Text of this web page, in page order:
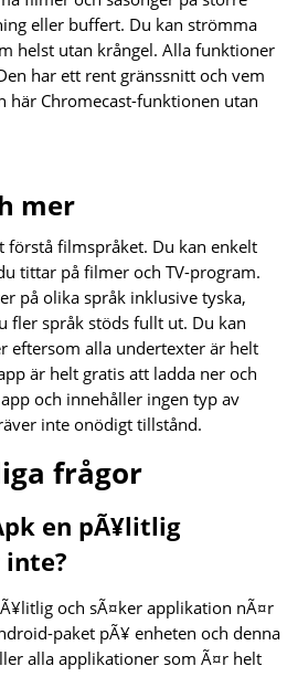
eller buffert. Du kan strömma
helst utan krångel. Alla funktioner
har ett rent gränssnitt och vem
här Chromecast-funktionen utan
mer
förstå filmspråket. Du kan enkelt
tittar på filmer och TV-program.
på olika språk inklusive tyska,
fler språk stöds fullt ut. Du kan
eftersom alla undertexter är helt
är helt gratis att ladda ner och
och innehåller ingen typ av
inte onödigt tillstånd.
frågor
en pÃ¥litlig
och sÃ¤ker applikation nÃ¤r
paket pÃ¥ enheten och denna
alla applikationer som Ã¤r helt